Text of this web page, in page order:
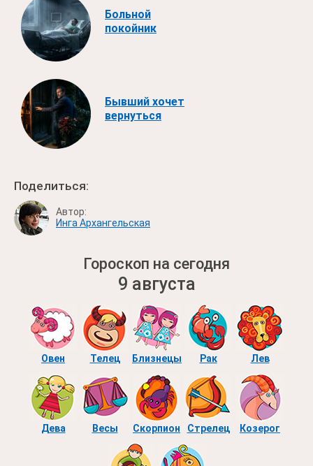
Больной
покойник
Бывший хочет
вернуться
Поделиться:
Автор:
Инга Архангельская
Гороскоп на сегодня
9 августа
Овен Телец Близнецы Рак Лев
Дева Весы Скорпион Стрелец Козерог